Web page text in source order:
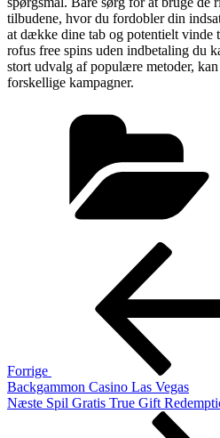
tilbudene, hvor du fordobler din
at dække dine tab og potentielt vinde
rofus free spins uden indbetaling du
stort udvalg af populære metoder,
forskellige kampagner.
Indlægsnavigation
Forrige
Backgammon Casino Las Vegas
Næste
Næste Spil Gratis True Gift